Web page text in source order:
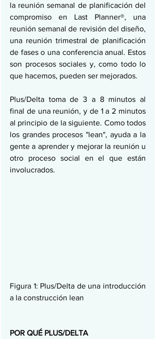
la reunión semanal de planificación del
compromiso en Last Planner®, una
reunión semanal de revisión del diseño,
una reunión trimestral de planificación
de fases o una conferencia anual. Estos
son procesos sociales y, como todo lo
que hacemos, pueden ser mejorados.
Plus/Delta toma de 3 a 8 minutos al
final de una reunión, y de 1 a 2 minutos
al principio de la siguiente. Como todos
los grandes procesos "lean", ayuda a la
gente a aprender y mejorar la reunión u
otro proceso social en el que están
involucrados.
Figura 1: Plus/Delta de una introducción
a la construcción lean
POR QUÉ PLUS/DELTA